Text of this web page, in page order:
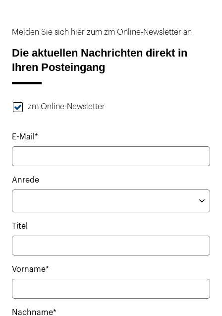
Melden Sie sich hier zum zm Online-Newsletter an
Die aktuellen Nachrichten direkt in
Ihren Posteingang
zm Online-Newsletter
E-Mail*
Anrede
Titel
Vorname*
Nachname*